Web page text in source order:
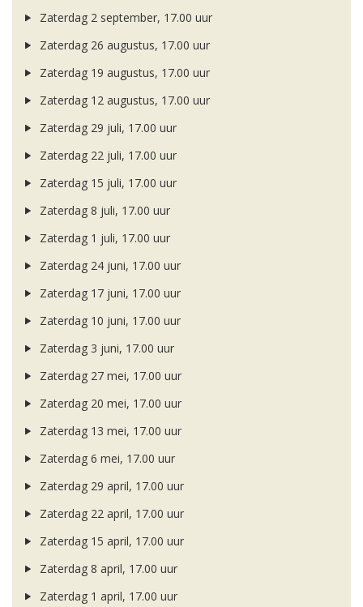
Zaterdag 2 september, 17.00 uur
Zaterdag 26 augustus, 17.00 uur
Zaterdag 19 augustus, 17.00 uur
Zaterdag 12 augustus, 17.00 uur
Zaterdag 29 juli, 17.00 uur
Zaterdag 22 juli, 17.00 uur
Zaterdag 15 juli, 17.00 uur
Zaterdag 8 juli, 17.00 uur
Zaterdag 1 juli, 17.00 uur
Zaterdag 24 juni, 17.00 uur
Zaterdag 17 juni, 17.00 uur
Zaterdag 10 juni, 17.00 uur
Zaterdag 3 juni, 17.00 uur
Zaterdag 27 mei, 17.00 uur
Zaterdag 20 mei, 17.00 uur
Zaterdag 13 mei, 17.00 uur
Zaterdag 6 mei, 17.00 uur
Zaterdag 29 april, 17.00 uur
Zaterdag 22 april, 17.00 uur
Zaterdag 15 april, 17.00 uur
Zaterdag 8 april, 17.00 uur
Zaterdag 1 april, 17.00 uur